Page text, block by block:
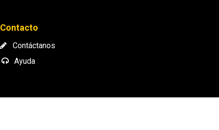
Contacto
Contáctanos
Ayuda